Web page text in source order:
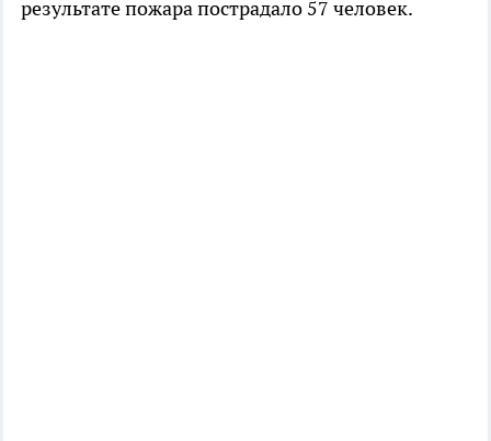
результате пожара пострадало 57 человек.